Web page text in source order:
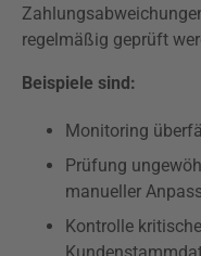
regelmäßig geprüft
Beispiele sind:
Monitoring
Prüfung
manueller
Kontrolle